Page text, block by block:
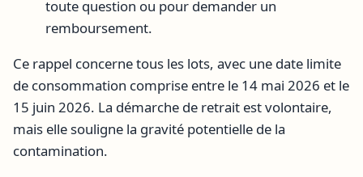
toute question ou pour demander un
remboursement.
Ce rappel concerne tous les lots, avec une date limite
de consommation comprise entre le 14 mai 2026 et le
15 juin 2026. La démarche de retrait est volontaire,
mais elle souligne la gravité potentielle de la
contamination.